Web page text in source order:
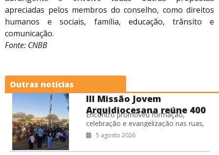
apreciadas pelos membros do conselho, como direitos
humanos e sociais, família, educação, trânsito e
comunicação.
Fonte: CNBB
Outras notícias
III Missão Jovem
Arquidiocesana reúne 400
jovens no RJ
Encontro promoveu formação,
celebração e evangelização nas ruas,
fortalecendo o compromisso missionário
da juventude da Arquidiocese de São
Sebastião do Rio de Janeiro.
5 agosto 2026